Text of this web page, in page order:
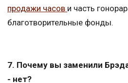
продажи часов и часть
благотворительные фонды.
7. Почему вы заменили
- нет?